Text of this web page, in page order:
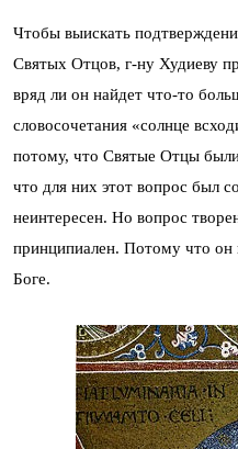
Чтобы выискать
Святых Отцов, г-ну Худиеву
вряд ли он найдет что-то
словосочетания «солнце
потому, что Святые Отцы
что для них этот вопрос был
неинтересен. Но вопрос
принципиален. Потому что
Боге.